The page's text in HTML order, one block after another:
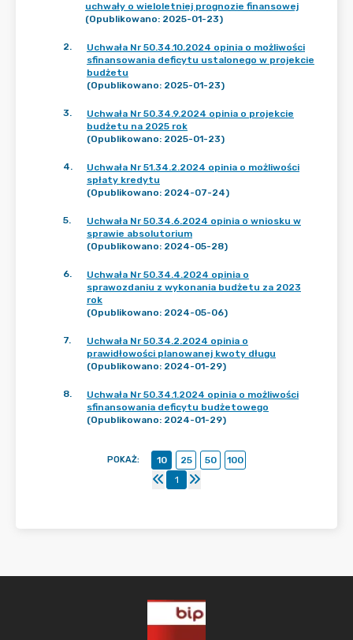
uchwały o wieloletniej prognozie finansowej
(Opublikowano: 2025-01-23)
2.
Uchwała Nr 50.34.10.2024 opinia o możliwości
sfinansowania deficytu ustalonego w projekcie
budżetu
(Opublikowano: 2025-01-23)
3.
Uchwała Nr 50.34.9.2024 opinia o projekcie
budżetu na 2025 rok
(Opublikowano: 2025-01-23)
4.
Uchwała Nr 51.34.2.2024 opinia o możliwości
spłaty kredytu
(Opublikowano: 2024-07-24)
5.
Uchwała Nr 50.34.6.2024 opinia o wniosku w
sprawie absolutorium
(Opublikowano: 2024-05-28)
6.
Uchwała Nr 50.34.4.2024 opinia o
sprawozdaniu z wykonania budżetu za 2023
rok
(Opublikowano: 2024-05-06)
7.
Uchwała Nr 50.34.2.2024 opinia o
prawidłowości planowanej kwoty długu
(Opublikowano: 2024-01-29)
8.
Uchwała Nr 50.34.1.2024 opinia o możliwości
sfinansowania deficytu budżetowego
(Opublikowano: 2024-01-29)
POKAŻ: 10 25 50
100
1